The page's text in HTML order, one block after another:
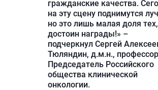
гражданские качества.
на эту сцену поднимутся
но это лишь малая доля
достоин награды!» –
подчеркнул Сергей
Тюляндин, д.м.н.,
Председатель Российского
общества клинической
онкологии.